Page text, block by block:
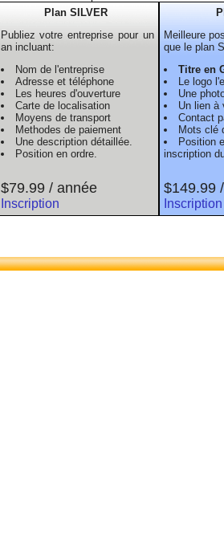
Plan SILVER
Publiez votre entreprise pour un
an incluant:
Nom de l'entreprise
Adresse et téléphone
Les heures d'ouverture
Carte de localisation
Moyens de transport
Methodes de paiement
Une description détaillée.
Position en ordre.
$79.99 / année
Inscription
Meilleure
que le plan
Titre en
Le logo
Une
Un lien à
Contact
Mots clé
Position
inscription
$149.99
Inscription